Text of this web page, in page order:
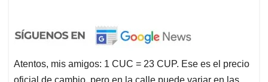
Atentos, mis amigos: 1 CUC = 23 CUP. Ese es el precio
oficial de cambio, pero en la calle puede variar en las